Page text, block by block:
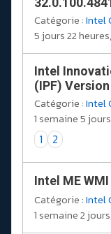
Catégorie :Intel
5 jours 22
Intel
(IPF)
Catégorie :Intel
1 semaine 5
1 2
Intel ME
Catégorie :Intel
1 semaine 2